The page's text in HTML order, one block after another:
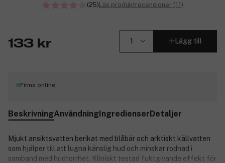
(25)Läs produktrecensioner (11)
133 kr Lägg till
Finns online
BeskrivningAnvändningIngredienserDetaljer
Mjukt ansiktsvatten berikat med blåbär och arktiskt källvatten
som hjälper till att lugna känslig hud och minskar rodnad i
samband med hudtorrhet. Kliniskt testad fuktgivande effekt för